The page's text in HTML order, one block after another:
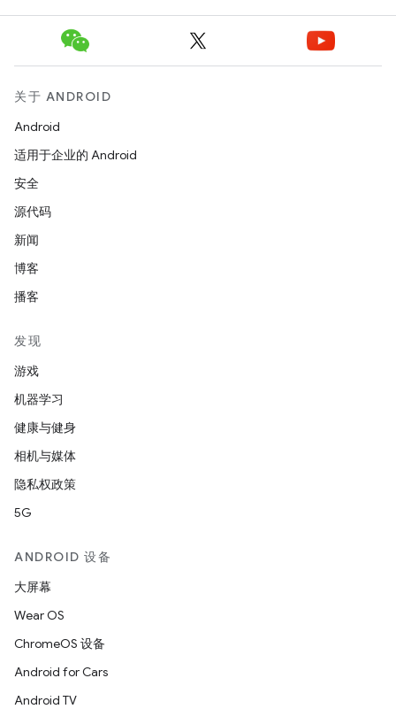
关于 ANDROID
Android
适用于企业的 Android
安全
源代码
新闻
博客
播客
发现
游戏
机器学习
健康与健身
相机与媒体
隐私权政策
5G
ANDROID 设备
大屏幕
Wear OS
ChromeOS 设备
Android for Cars
Android TV